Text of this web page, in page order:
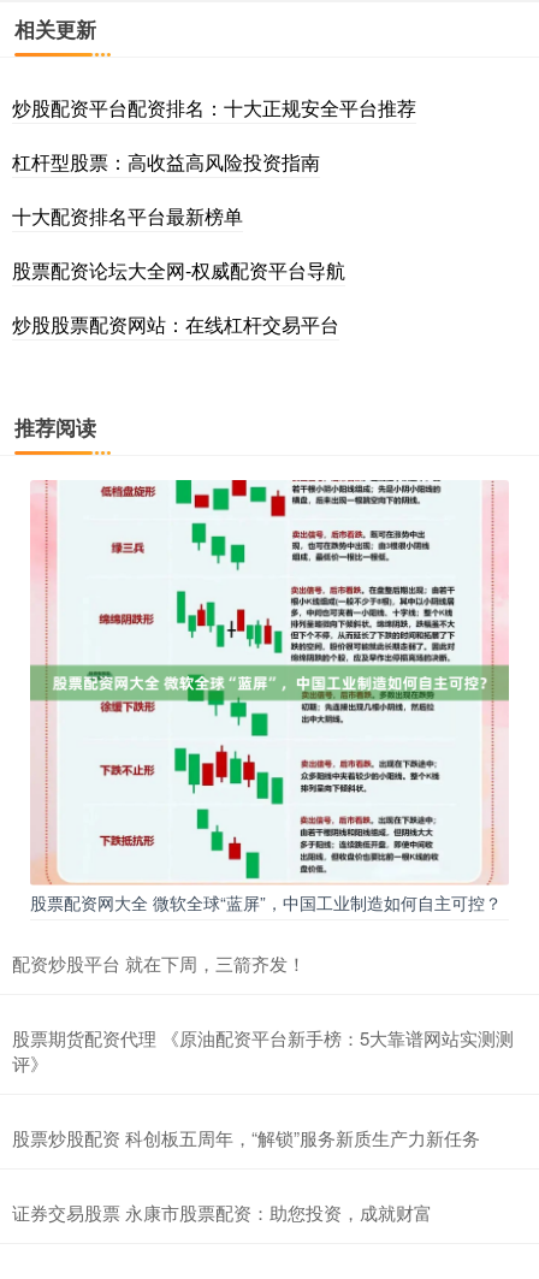
相关更新
炒股配资平台配资排名：十大正规安全平台推荐
杠杆型股票：高收益高风险投资指南
十大配资排名平台最新榜单
股票配资论坛大全网-权威配资平台导航
炒股股票配资网站：在线杠杆交易平台
推荐阅读
股票配资网大全 微软全球“蓝屏”，中国工业制造如何自主可控？
配资炒股平台 就在下周，三箭齐发！
股票期货配资代理 《原油配资平台新手榜：5大靠谱网站实测测
评》
股票炒股配资 科创板五周年，“解锁”服务新质生产力新任务
证券交易股票 永康市股票配资：助您投资，成就财富